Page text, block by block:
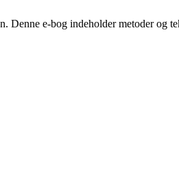
Denne e-bog indeholder metoder